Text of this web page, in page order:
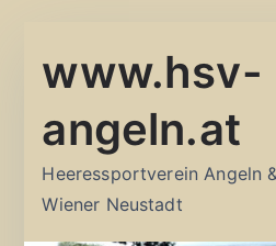
Inhalt
www.hsv-
angeln.at
Heeressportverein Angeln
Wiener Neustadt